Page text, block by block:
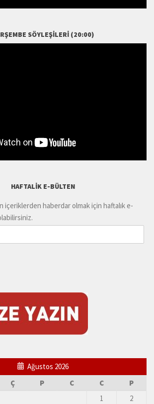
SÖYLEŞILERI (20:00)
HAFTALIK E-BÜLTEN
içeriklerden haberdar olmak için haftalık e-
Ağustos 2026
Ç P C C
P
1
2